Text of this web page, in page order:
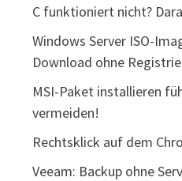
C funktioniert nicht?
Windows Server ISO-
Download ohne
MSI-Paket installieren
vermeiden!
Rechtsklick auf dem
Veeam: Backup ohne